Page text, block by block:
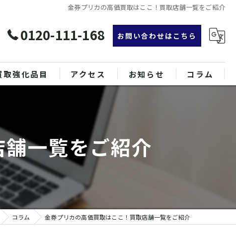
金券プリカの高価買取はここ！買取店舗一覧をご紹介
0120-111-168 お問い合わせはこちら
取強化品目
ンド品
属
アクセス お知らせ コラム
一覧をご紹介
コラム 金券プリカの高価買取はここ！買取店舗一覧をご紹介